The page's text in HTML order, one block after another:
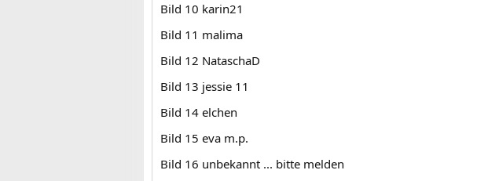
Bild 10 karin21
Bild 11 malima
Bild 12 NataschaD
Bild 13 jessie 11
Bild 14 elchen
Bild 15 eva m.p.
Bild 16 unbekannt ... bitte melden